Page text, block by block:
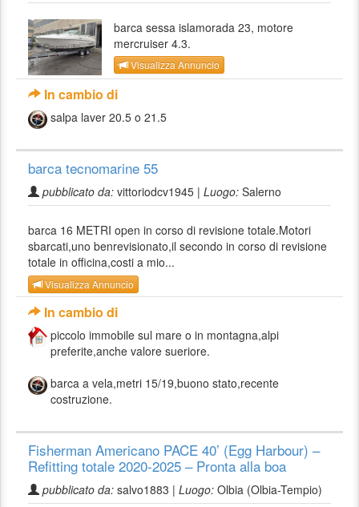
barca sessa islamorada 23, motore
mercruiser 4.3.
Visualizza Annuncio
In cambio di
salpa laver 20.5 o 21.5
barca tecnomarine 55
pubblicato da: vittoriodcv1945 | Luogo: Salerno
barca 16 METRI open in corso di revisione totale.Motori
sbarcati,uno benrevisionato,il secondo in corso di revisione
totale in officina,costi a mio...
Visualizza Annuncio
In cambio di
piccolo immobile sul mare o in montagna,alpi
preferite,anche valore sueriore.
barca a vela,metri 15/19,buono stato,recente
costruzione.
Fisherman Americano PACE 40’ (Egg Harbour) –
Refitting totale 2020‑2025 – Pronta alla boa
pubblicato da: salvo1883 | Luogo: Olbia (Olbia-Tempio)